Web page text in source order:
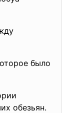
было
обезьян.